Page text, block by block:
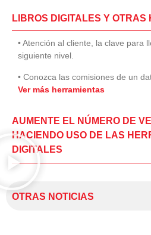
LIBROS DIGITALES Y OTRAS
• Atención al cliente, la clave para
siguiente nivel.
• Conozca las comisiones de un
Ver más herramientas
AUMENTE EL NÚMERO DE
HACIENDO USO DE LAS
DIGITALES
OTRAS NOTICIAS